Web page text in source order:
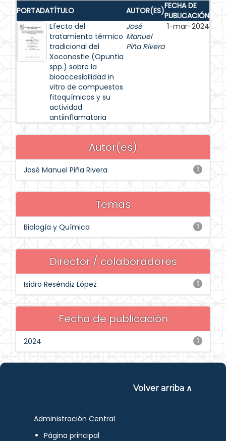
PORTADATÍTULO AUTOR(ES)FECHA DE
PUBLICACIÓN
Efecto del
tratamiento térmico
tradicional del
Xoconostle (Opuntia
spp.) sobre la
bioaccesibilidad in
vitro de compuestos
fitoquímicos y su
actividad
antiinflamatoria
José
Manuel
Piña Rivera
1-mar-2024
Autor(es)
1
José Manuel Piña Rivera
Temas
1
Biología y Química
Director / colaboradores
1
Isidro Reséndiz López
Fecha de publicación
1
2024
Volver arriba ∧
Administración Central
Página principal